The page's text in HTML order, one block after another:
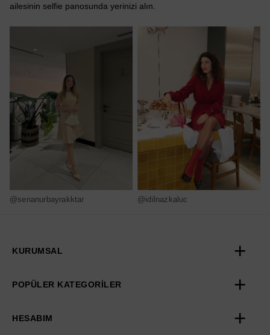
ailesinin selfie panosunda yerinizi alın.
@senanurbayrakktar @idilnazkaluc
KURUMSAL
POPÜLER KATEGORİLER
HESABIM